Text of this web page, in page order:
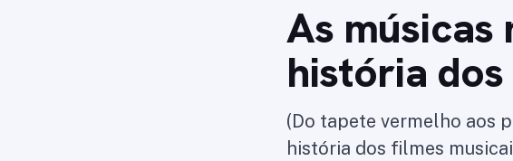
As músicas
história
(Do tapete vermelho aos
história dos filmes